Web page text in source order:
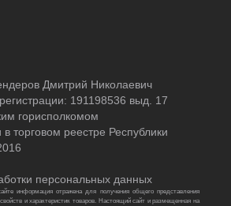
Дмитрий Николаевич
191198536 выд. 17
горисполкомом
в торговом реестре Республики
персональных данных
информация отражена для получения общего представления
и характеристик товаров. Настоящий сайт и размещенная на